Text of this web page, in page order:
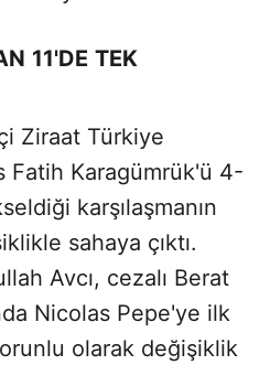
11'DE TEK
Ziraat Türkiye
Fatih Karagümrük'ü 4-
karşılaşmanın
sahaya çıktı.
Avcı, cezalı Berat
Nicolas Pepe'ye ilk
olarak değişiklik